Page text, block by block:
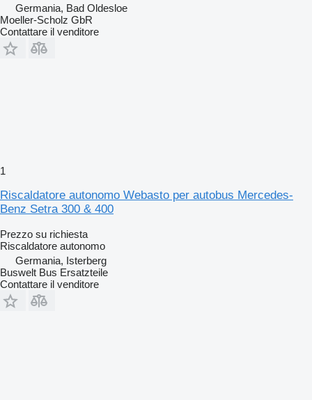
Germania, Bad Oldesloe
Moeller-Scholz GbR
Contattare il venditore
1
Riscaldatore autonomo Webasto per autobus Mercedes-
Benz Setra 300 & 400
Prezzo su richiesta
Riscaldatore autonomo
Germania, Isterberg
Buswelt Bus Ersatzteile
Contattare il venditore